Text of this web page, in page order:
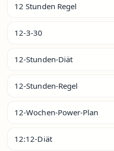
12 Stunden Regel
12-3-30
12-Stunden-Diät
12-Stunden-Regel
12-Wochen-Power-Plan
12:12-Diät